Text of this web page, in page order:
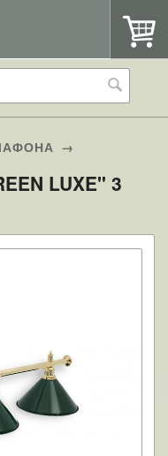
→
LUXE" 3